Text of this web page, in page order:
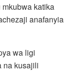
katika
anafanyia
wa ligi
na kusajili